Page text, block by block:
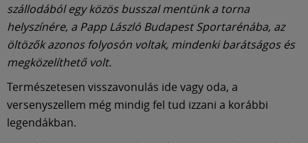
szállodából egy közös busszal mentünk a torna
helyszínére, a Papp László Budapest Sportarénába, az
öltözők azonos folyosón voltak, mindenki barátságos és
megközelíthető volt.
Természetesen visszavonulás ide vagy oda, a
versenyszellem még mindig fel tud izzani a korábbi
legendákban.